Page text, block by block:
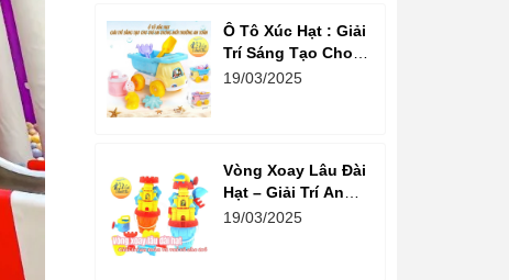
Ô Tô Xúc Hạt : Giải
Trí Sáng Tạo Cho
Trẻ Em Trong Môi
19/03/2025
Vòng Xoay Lâu Đài
Hạt – Giải Trí An
Toàn Và Vui Vẻ Cho
19/03/2025